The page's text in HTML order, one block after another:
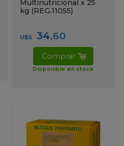
Multinutricional x 25
kg (REG.11055)
U$S 34,60
Disponible en stock
Comprar